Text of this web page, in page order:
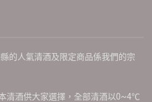
的人氣清酒及限定商品係我們的宗
清酒供大家選擇，全部清酒以0~4℃